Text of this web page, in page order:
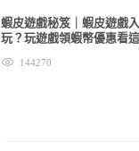
蝦皮遊戲秘笈｜蝦皮遊戲
玩？玩遊戲領蝦幣優惠看這
144270